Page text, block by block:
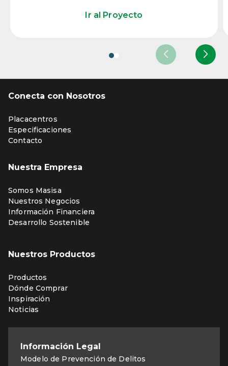
Ir al Proyecto
Conecta con Nosotros
Placacentros
Especificaciones
Contacto
Nuestra Empresa
Somos Masisa
Nuestros Negocios
Información Financiera
Desarrollo Sostenible
Nuestros Productos
Productos
Dónde Comprar
Inspiración
Noticias
Información Legal
Modelo de Prevención de Delitos